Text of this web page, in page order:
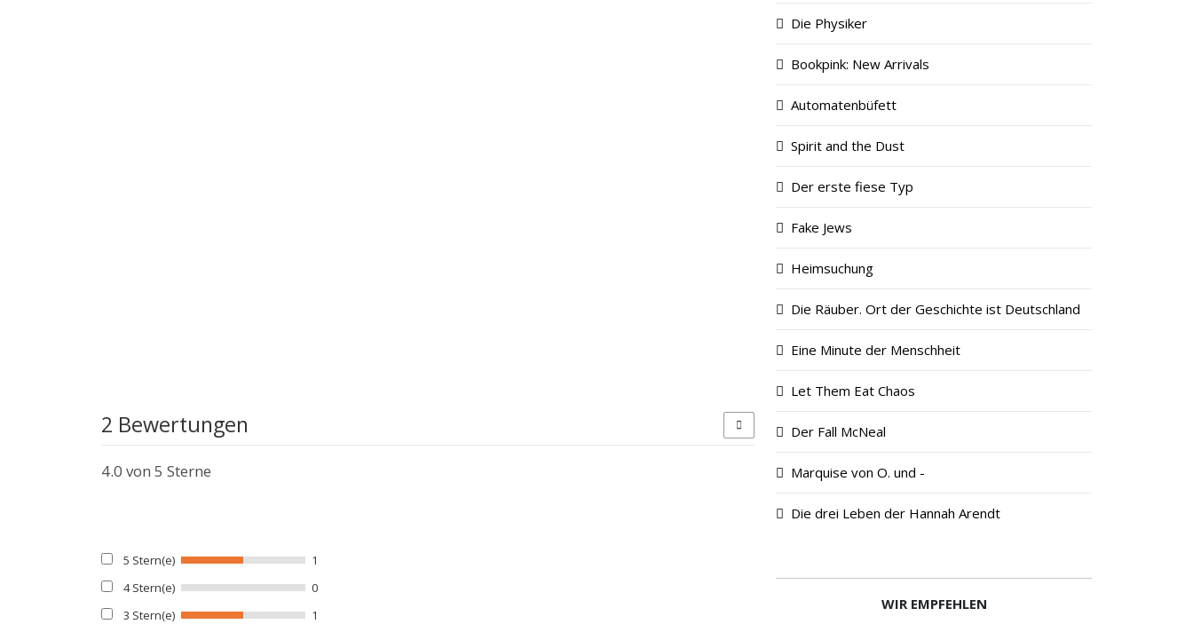
2 Bewertungen
4.0 von 5 Sterne
5 Stern(e)
1
4 Stern(e)
0
3 Stern(e)
1
Die Physiker
Bookpink: New Arrivals
Automatenbüfett
Spirit and the Dust
Der erste fiese Typ
Fake Jews
Heimsuchung
Die Räuber. Ort der Geschichte ist Deutschland
Eine Minute der Menschheit
Let Them Eat Chaos
Der Fall McNeal
Marquise von O. und -
Die drei Leben der Hannah Arendt
WIR EMPFEHLEN